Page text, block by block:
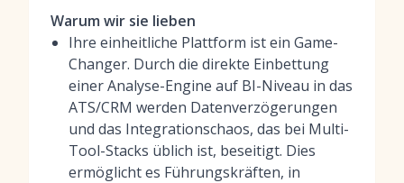
Warum wir sie lieben
Ihre einheitliche Plattform ist ein Game-
Changer. Durch die direkte Einbettung
einer Analyse-Engine auf BI-Niveau in das
ATS/CRM werden Datenverzögerungen
und das Integrationschaos, das bei Multi-
Tool-Stacks üblich ist, beseitigt. Dies
ermöglicht es Führungskräften, in